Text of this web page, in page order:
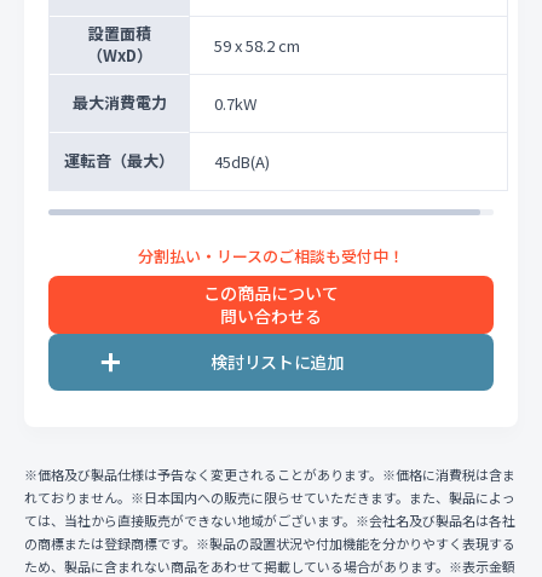
設置面積
（WxD）
59 x 58.2 cm
最大消費電力 0.7kW
運転音（最大） 45dB(A)
この商品について
問い合わせる
※価格及び製品仕様は予告なく変更されることがあります。※価格に消費税は含ま
れておりません。※日本国内への販売に限らせていただきます。また、製品によっ
ては、当社から直接販売ができない地域がございます。※会社名及び製品名は各社
の商標または登録商標です。※製品の設置状況や付加機能を分かりやすく表現する
ため、製品に含まれない商品をあわせて掲載している場合があります。※表示金額